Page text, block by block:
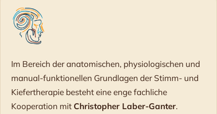
Im Bereich der anatomischen, physiologischen und
manual-funktionellen Grundlagen der Stimm- und
Kiefertherapie besteht eine enge fachliche
Kooperation mit Christopher Laber-Ganter.